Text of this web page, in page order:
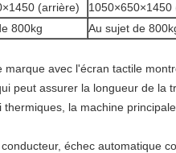
(arrière)
1050×650×1450
800kg
Au sujet de
avec l'écran tactile
peut assurer la longueur de la
la machine
échec automatique